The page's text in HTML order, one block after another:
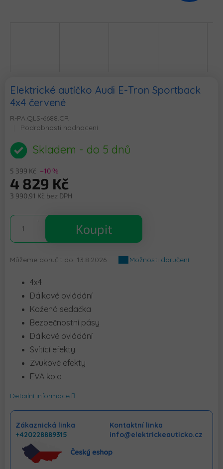
Elektrické autíčko Audi E-Tron Sportback
4x4 červené
R-PA.QLS-6688.CR
Průměrné
produktu
je
z
5
hvězdiček.
Podrobnosti hodnocení
Skladem - do 5 dnů
5 399 Kč –10 %
4 829 Kč
3 990,91 Kč bez DPH
cena:
Koupit
Můžeme doručit do: 13.8.2026 Možnosti doručení
4x4
Dálkové ovládání
Kožená sedačka
Bezpečnostní pásy
Dálkové ovládání
Svítící efekty
Zvukové efekty
EVA kola
Detailní informace
Zákaznická linka
+420228889315
Kontaktní linka
info@elektrickeauticko.cz